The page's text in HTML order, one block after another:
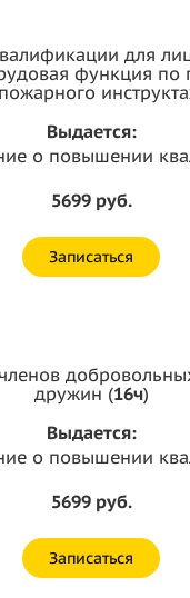
для
функция по
Выдается:
о повышении
5699 руб.
Записаться
дружин (16ч)
Выдается:
о повышении
5699 руб.
Записаться